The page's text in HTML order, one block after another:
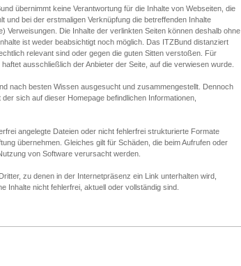
übernimmt keine Verantwortung für die Inhalte von Webseiten, die
bei der erstmaligen Verknüpfung die betreffenden Inhalte
Die Inhalte der verlinkten Seiten können deshalb ohne
ist weder beabsichtigt noch möglich. Das ITZBund distanziert
relevant sind oder gegen die guten Sitten verstoßen. Für
ausschließlich der Anbieter der Seite, auf die verwiesen wurde.
nach besten Wissen ausgesucht und zusammengestellt. Dennoch
sich auf dieser Homepage befindlichen Informationen,
angelegte Dateien oder nicht fehlerfrei strukturierte Formate
übernehmen. Gleiches gilt für Schäden, die beim Aufrufen oder
von Software verursacht werden.
zu denen in der Internetpräsenz ein Link unterhalten wird,
Inhalte nicht fehlerfrei, aktuell oder vollständig sind.